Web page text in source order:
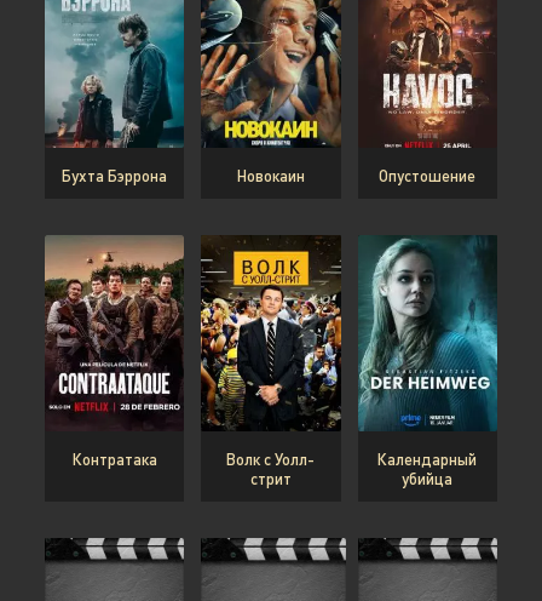
Бухта Бэррона Новокаин Опустошение
Контратака
Волк с Уолл-
стрит
Календарный
убийца